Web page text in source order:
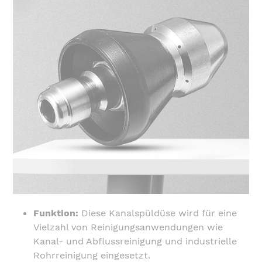
Funktion: Diese Kanalspüldüse wird für eine
Vielzahl von Reinigungsanwendungen wie
Kanal- und Abflussreinigung und industrielle
Rohrreinigung eingesetzt.